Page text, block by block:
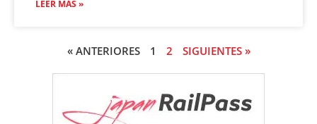
LEER MÁS »
« ANTERIORES 1 2 SIGUIENTES »